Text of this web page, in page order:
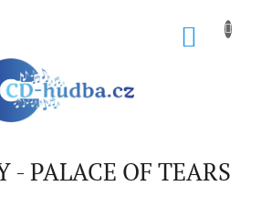
- PALACE OF TEARS